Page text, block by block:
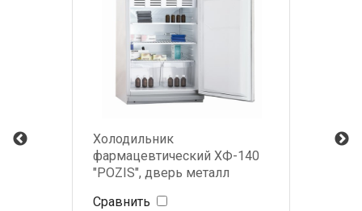
Холодильник
фармацевтический ХФ-140
"POZIS", дверь металл
Сравнить